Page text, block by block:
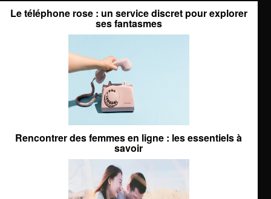
Le téléphone rose : un service discret pour explorer
ses fantasmes
Rencontrer des femmes en ligne : les essentiels à
savoir